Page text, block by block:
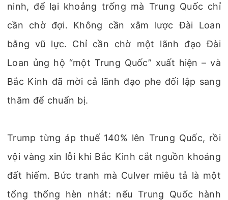
ninh, để lại khoảng trống mà Trung Quốc chỉ
cần chờ đợi. Không cần xâm lược Đài Loan
bằng vũ lực. Chỉ cần chờ một lãnh đạo Đài
Loan ủng hộ “một Trung Quốc” xuất hiện – và
Bắc Kinh đã mời cả lãnh đạo phe đối lập sang
thăm để chuẩn bị.
Trump từng áp thuế 140% lên Trung Quốc, rồi
vội vàng xin lỗi khi Bắc Kinh cắt nguồn khoáng
đất hiếm. Bức tranh mà Culver miêu tả là một
tổng thống hèn nhát: nếu Trung Quốc hành